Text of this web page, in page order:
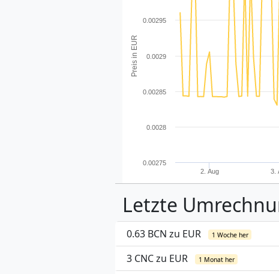
Preis in EUR
2. Aug 3.
0.00275
0.0028
0.00285
0.0029
0.00295
Letzte
0.63 BCN zu EUR 1 Woche her
3 CNC zu EUR 1 Monat her